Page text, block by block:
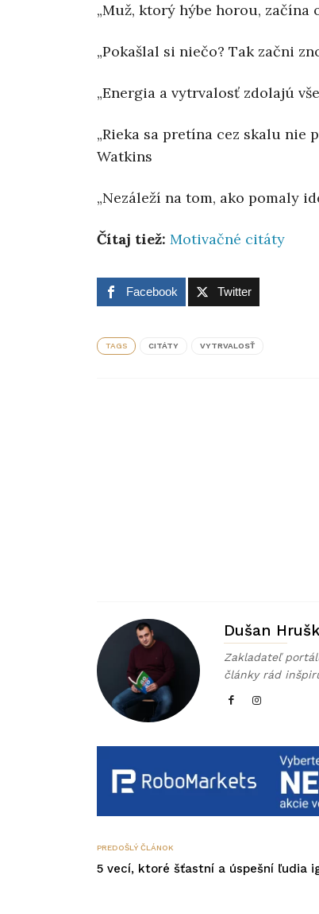
„Muž, ktorý hýbe horou, začína
„Pokašlal si niečo? Tak začni
„Energia a vytrvalosť zdolajú
„Rieka sa pretína cez skalu nie
Watkins
„Nezáleží na tom, ako pomaly
Čítaj tiež: Motivačné citáty
Facebook Twitter
TAGS CITÁTY VYTRVALOSŤ
Dušan
Zakladateľ
články rád
PREDOŠLÝ ČLÁNOK
5 vecí, ktoré šťastní a úspešní ľudia